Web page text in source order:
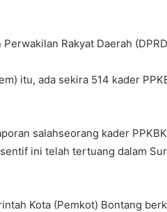
Rakyat Daerah
itu, ada sekira 514 kader
salahseorang kader
ini telah tertuang dalam
Kota (Pemkot) Bontang